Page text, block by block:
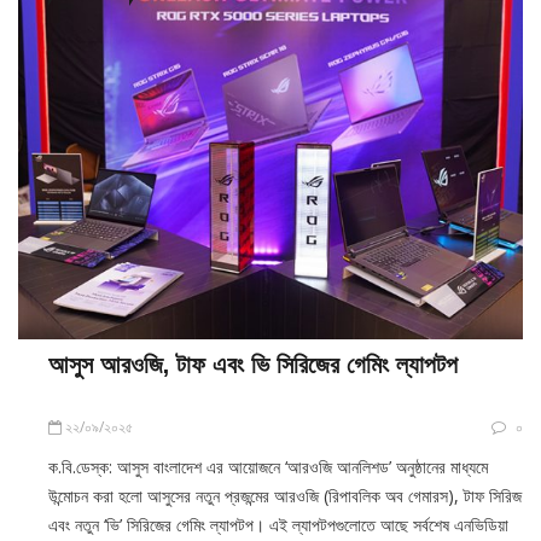
আসুস আরওজি, টাফ এবং ভি সিরিজের গেমিং ল্যাপটপ
২২/০৯/২০২৫ ০
ক.বি.ডেস্ক: আসুস বাংলাদেশ এর আয়োজনে ‘আরওজি আনলিশড’ অনুষ্ঠানের মাধ্যমে
উন্মোচন করা হলো আসুসের নতুন প্রজন্মের আরওজি (রিপাবলিক অব গেমারস), টাফ সিরিজ
এবং নতুন ‘ভি’ সিরিজের গেমিং ল্যাপটপ। এই ল্যাপটপগুলোতে আছে সর্বশেষ এনভিডিয়া